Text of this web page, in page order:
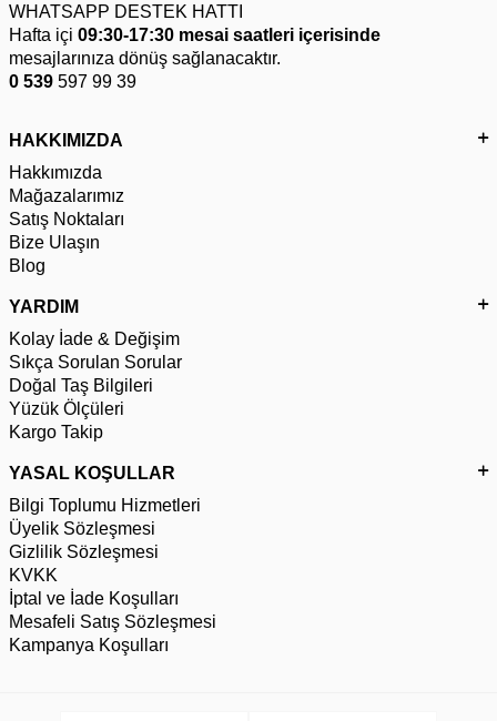
WHATSAPP DESTEK HATTI
Hafta içi 09:30-17:30 mesai saatleri içerisinde
mesajlarınıza dönüş sağlanacaktır.
0 539 597 99 39
HAKKIMIZDA
Hakkımızda
Mağazalarımız
Satış Noktaları
Bize Ulaşın
Blog
YARDIM
Kolay İade & Değişim
Sıkça Sorulan Sorular
Doğal Taş Bilgileri
Yüzük Ölçüleri
Kargo Takip
YASAL KOŞULLAR
Bilgi Toplumu Hizmetleri
Üyelik Sözleşmesi
Gizlilik Sözleşmesi
KVKK
İptal ve İade Koşulları
Mesafeli Satış Sözleşmesi
Kampanya Koşulları